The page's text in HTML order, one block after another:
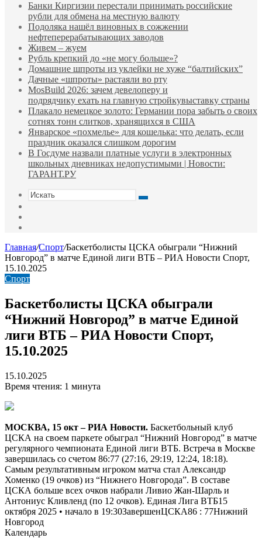
Банки Киргизии перестали принимать российские
рубли для обмена на местную валюту
Подоляка нашёл виновных в сожжении
нефтеперерабатывающих заводов
Живем – жуем
Рубль крепкий до «не могу больше»?
Домашние шпроты из уклейки не хуже “балтийских”
Дачные «шпроты» растаяли во рту
MosBuild 2026: зачем девелоперу и
подрядчиĸу ехать на главную стройĸувыставĸу страны
Плакало немецкое золото: Германии пора забыть о своих
сотнях тонн слитков, хранящихся в США
Январское «похмелье» для кошелька: что делать, если
праздник оказался слишком дорогим
В Госдуме назвали платные услуги в электронных
школьных дневниках недопустимыми | Новости:
ГАРАНТ.РУ
Искать
Главная/Спорт/Баскетболисты ЦСКА обыграли “Нижний
Новгород” в матче Единой лиги ВТБ – РИА Новости Спорт,
15.10.2025
Спорт
Баскетболисты ЦСКА обыграли
“Нижний Новгород” в матче Единой
лиги ВТБ – РИА Новости Спорт,
15.10.2025
15.10.2025
Время чтения: 1 минута
МОСКВА, 15 окт – РИА Новости. Баскетбольный клуб
ЦСКА на своем паркете обыграл “Нижний Новгород” в матче
регулярного чемпионата Единой лиги ВТБ. Встреча в Москве
завершилась со счетом 86:77 (27:16, 29:19, 12:24, 18:18).
Самым результативным игроком матча стал Александр
Хоменко (19 очков) из “Нижнего Новгорода”. В составе
ЦСКА больше всех очков набрали Ливио Жан-Шарль и
Антониус Кливленд (по 12 очков). Единая Лига ВТБ15
октября 2025 • начало в 19:30ЗавершенЦСКА86 : 77Нижний
Новгород
Календарь